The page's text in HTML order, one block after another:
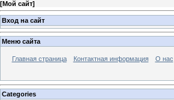
[Мой сайт]
Вход на сайт
Меню сайта
Главная страница Контактная информация О нас
Categories